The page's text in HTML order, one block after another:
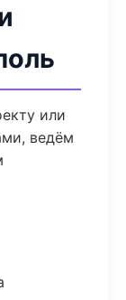
или
ведём